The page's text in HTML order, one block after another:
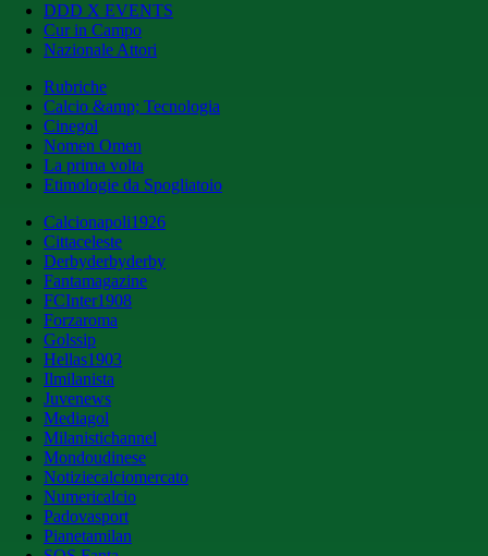
DDD X EVENTS
Cur in Campo
Nazionale Attori
Rubriche
Calcio &amp; Tecnologia
Cinegol
Nomen Omen
La prima volta
Etimologie da Spogliatoio
Calcionapoli1926
Cittaceleste
Derbyderbyderby
Fantamagazine
FCInter1908
Forzaroma
Golssip
Hellas1903
Ilmilanista
Juvenews
Mediagol
Milanistichannel
Mondoudinese
Notiziecalciomercato
Numericalcio
Padovasport
Pianetamilan